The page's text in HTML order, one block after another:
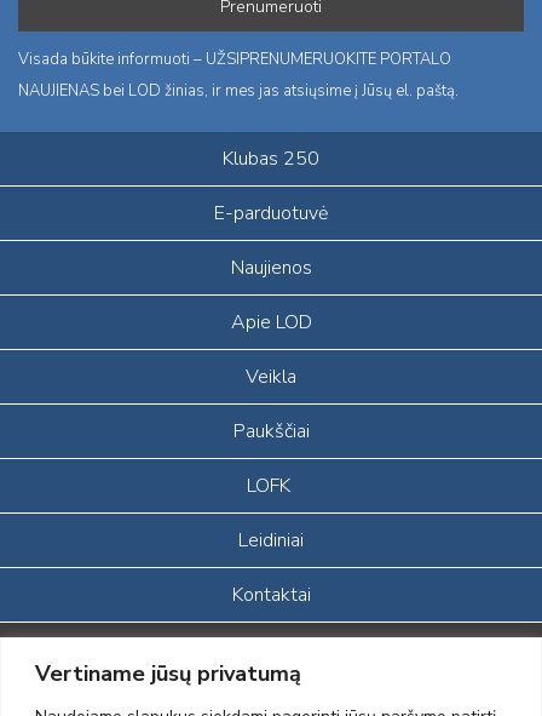
Vertiname jūsų privatumą
Visada būkite informuoti – UŽSIPRENUMERUOKITE PORTALO
NAUJIENAS bei LOD žinias, ir mes jas atsiųsime į Jūsų el. paštą.
Klubas 250
E-parduotuvė
Naujienos
Apie LOD
Veikla
Paukščiai
LOFK
Leidiniai
Kontaktai
Portalas sukurtas įgyvendinant Lietuvos Respublikos, Europos
ekonominės erdvės ir Norvegijos finansinių mechanizmų iš dalies
finansuojamą paprojektį